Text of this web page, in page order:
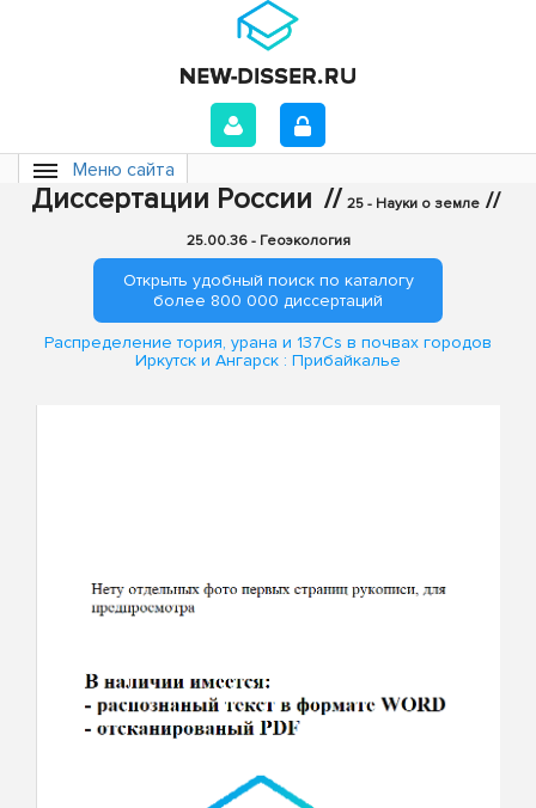
Меню сайта
Диссертации России // 25 - Науки о земле //
25.00.36 - Геоэкология
Открыть удобный поиск по каталогу
более 800 000 диссертаций
Распределение тория, урана и 137Cs в почвах городов
Иркутск и Ангарск : Прибайкалье